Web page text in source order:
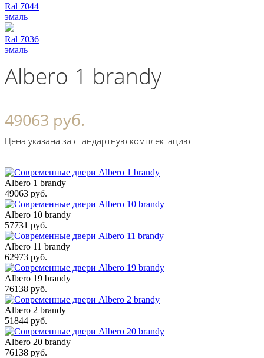
Ral 7044
эмаль
Ral 7036
эмаль
Albero 1 brandy
49063 руб.
Цена указана за стандартную комплектацию
Albero 1 brandy
49063 руб.
Albero 10 brandy
57731 руб.
Albero 11 brandy
62973 руб.
Albero 19 brandy
76138 руб.
Albero 2 brandy
51844 руб.
Albero 20 brandy
76138 руб.